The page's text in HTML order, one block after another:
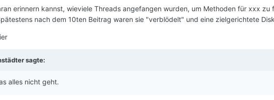
erinnern kannst, wieviele Threads angefangen wurden, um Methoden für xxx zu
nach dem 10ten Beitrag waren sie "verblödelt" und eine zielgerichtete
sagte:
alles nicht geht.